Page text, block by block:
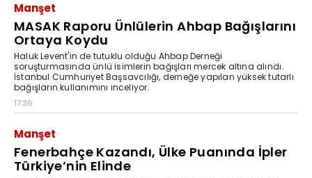
Manşet
MASAK Raporu Ünlülerin Ahbap Bağışlarını
Ortaya Koydu
Haluk Levent'in de tutuklu olduğu Ahbap Derneği
soruşturmasında ünlü isimlerin bağışları mercek altına alındı.
İstanbul Cumhuriyet Başsavcılığı, derneğe yapılan yüksek tutarlı
bağışların kullanımını inceliyor.
17:36
Manşet
Fenerbahçe Kazandı, Ülke Puanında İpler
Türkiye’nin Elinde